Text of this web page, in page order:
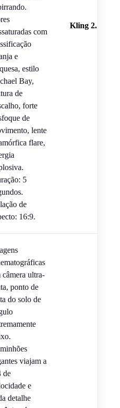
com
e
estilo
Bay,
de
forte
de
lente
flare,
5
de
16:9.
Kling 2.5
câmera ultra-
ponto de
do solo de
viajam a
de
e
detalhe